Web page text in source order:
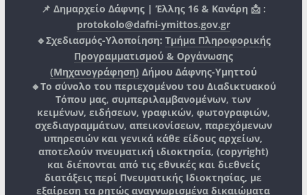
📌 Δημαρχείο Δάφνης | Έλλης 16 & Κανάρη 📩 :
protokolo@dafni-ymittos.gov.gr
🔹Σχεδιασμός-Υλοποίηση: Τμήμα Πληροφορικής
Προγραμματισμού & Οργάνωσης
(Μηχανογράφηση) Δήμου Δάφνης-Υμηττού
🔸Το σύνολο του περιεχομένου του Διαδικτυακού
Τόπου μας, συμπεριλαμβανομένων, των
κειμένων, ειδήσεων, γραφικών, φωτογραφιών,
σχεδιαγραμμάτων, απεικονίσεων, παρεχόμενων
υπηρεσιών και γενικά κάθε είδους αρχείων,
αποτελούν πνευματική ιδιοκτησία, (copyright)
και διέπονται από τις εθνικές και διεθνείς
διατάξεις περί Πνευματικής Ιδιοκτησίας, με
εξαίρεση τα ρητώς αναγνωρισμένα δικαιώματα